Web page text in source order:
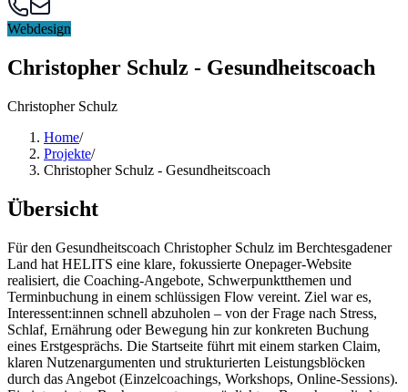
Webdesign
Christopher Schulz - Gesundheitscoach
Christopher Schulz
Home/
Projekte/
Christopher Schulz - Gesundheitscoach
Übersicht
Für den Gesundheitscoach Christopher Schulz im Berchtesgadener
Land hat HELITS eine klare, fokussierte Onepager-Website
realisiert, die Coaching-Angebote, Schwerpunktthemen und
Terminbuchung in einem schlüssigen Flow vereint. Ziel war es,
Interessent:innen schnell abzuholen – von der Frage nach Stress,
Schlaf, Ernährung oder Bewegung hin zur konkreten Buchung
eines Erstgesprächs. Die Startseite führt mit einem starken Claim,
klaren Nutzenargumenten und strukturierten Leistungsblöcken
durch das Angebot (Einzelcoachings, Workshops, Online-Sessions).